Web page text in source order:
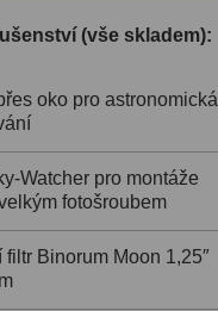
6
(vše skladem):
oko pro astronomická
Watcher pro montáže
fotošroubem
filtr Binorum Moon 1,25″